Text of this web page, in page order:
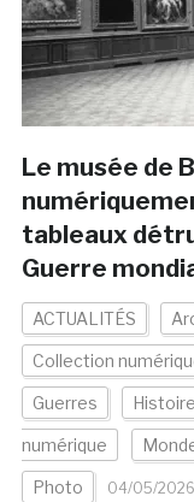
Le musée de
tableaux
Guerre
ACTUALITÉS
Collection
Guerres Histoire
numérique
Photo 04/05/2026